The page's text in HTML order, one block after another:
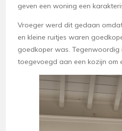
geven een woning een
Vroeger werd dit gedaan
en kleine ruitjes waren
goedkoper was.
toegevoegd aan een kozijn om